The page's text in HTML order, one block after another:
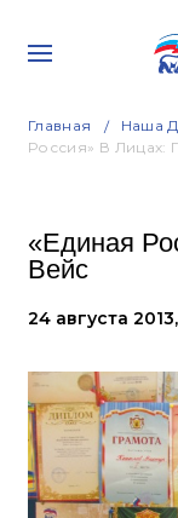
Главная Наша
Россия» В Лицах:
«Единая
Вейс
24 августа 2013,